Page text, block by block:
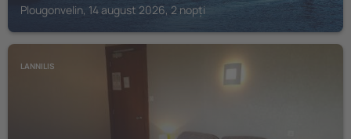
Plougonvelin, 14 august 2026, 2 nopți
LANNILIS